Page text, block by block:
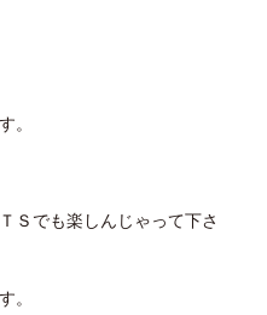
。
Ｓでも楽しんじゃって下さ
。